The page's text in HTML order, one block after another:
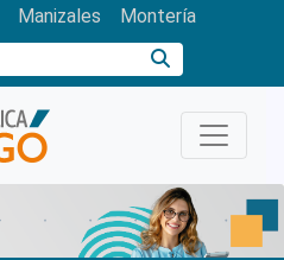
Manizales Montería